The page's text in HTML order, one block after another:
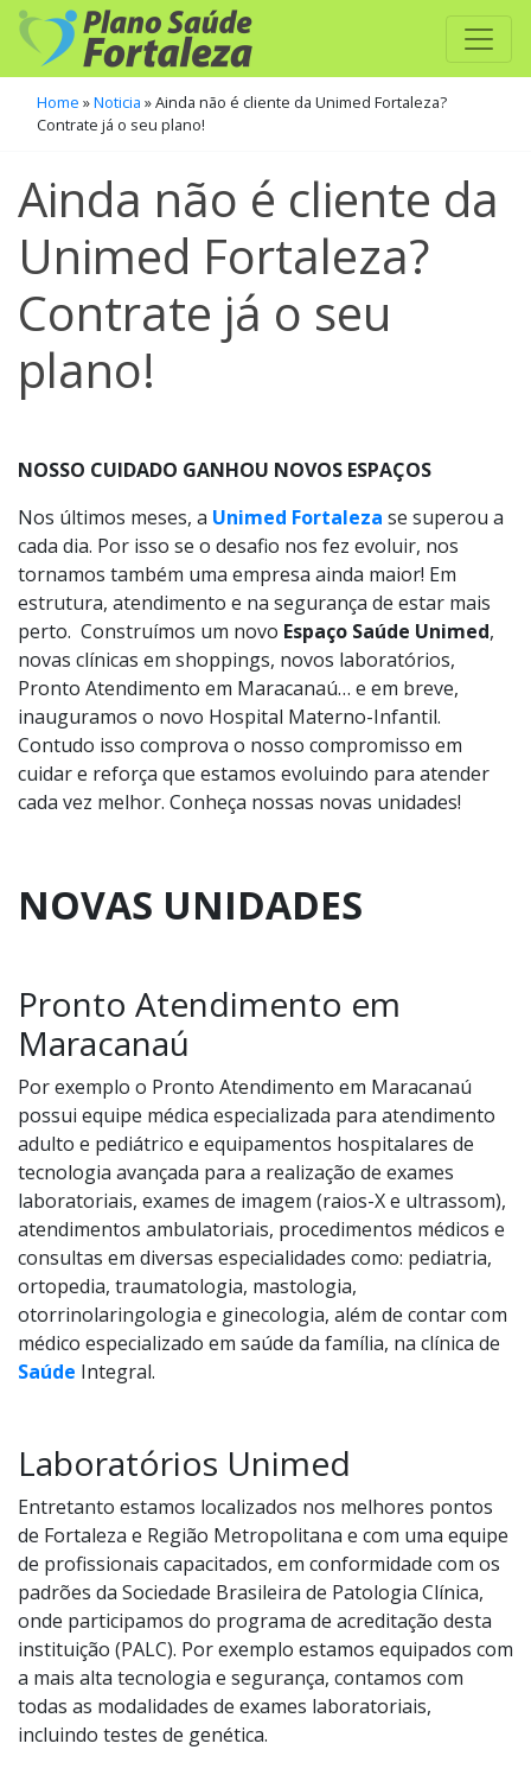
Home »Noticia »Ainda não é cliente da Unimed Fortaleza?
Contrate já o seu plano!
Ainda não é cliente da
Unimed Fortaleza?
Contrate já o seu
plano!
NOSSO CUIDADO GANHOU NOVOS ESPAÇOS
Nos últimos meses, a Unimed Fortaleza se superou a
cada dia. Por isso se o desafio nos fez evoluir, nos
tornamos também uma empresa ainda maior! Em
estrutura, atendimento e na segurança de estar mais
perto. Construímos um novo Espaço Saúde Unimed,
novas clínicas em shoppings, novos laboratórios,
Pronto Atendimento em Maracanaú… e em breve,
inauguramos o novo Hospital Materno-Infantil.
Contudo isso comprova o nosso compromisso em
cuidar e reforça que estamos evoluindo para atender
cada vez melhor. Conheça nossas novas unidades!
NOVAS UNIDADES
Pronto Atendimento em
Maracanaú
Por exemplo o Pronto Atendimento em Maracanaú
possui equipe médica especializada para atendimento
adulto e pediátrico e equipamentos hospitalares de
tecnologia avançada para a realização de exames
laboratoriais, exames de imagem (raios-X e ultrassom),
atendimentos ambulatoriais, procedimentos médicos e
consultas em diversas especialidades como: pediatria,
ortopedia, traumatologia, mastologia,
otorrinolaringologia e ginecologia, além de contar com
médico especializado em saúde da família, na clínica de
Saúde Integral.
Laboratórios Unimed
Entretanto estamos localizados nos melhores pontos
de Fortaleza e Região Metropolitana e com uma equipe
de profissionais capacitados, em conformidade com os
padrões da Sociedade Brasileira de Patologia Clínica,
onde participamos do programa de acreditação desta
instituição (PALC). Por exemplo estamos equipados com
a mais alta tecnologia e segurança, contamos com
todas as modalidades de exames laboratoriais,
incluindo testes de genética.